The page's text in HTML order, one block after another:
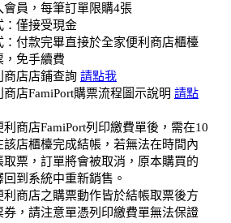
會員，每筆訂單限購4張
：僅接受現金
：付款完畢直接於全家便利商店櫃檯
，免手續費
商店店鋪查詢 請點我
店FamiPort購票流程圖示說明 請點
利商店FamiPort列印繳費單後，需在10
該店櫃檯完成結帳，若無法在時間內
取票，訂單將會被取消，原本購買的
到系統中重新銷售。
利商店之購票動作皆於結帳取票後方
券，請注意單憑列印繳費單無法保證